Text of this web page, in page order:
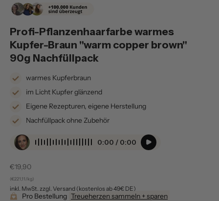
Profi-Pflanzenhaarfarbe warmes
Kupfer-Braun "warm copper brown"
90g Nachfüllpack
warmes Kupferbraun
im Licht Kupfer glänzend
Eigene Rezepturen, eigene Herstellung
Nachfüllpack ohne Zubehör
0:00 / 0:00
Verkaufspreis
€19,90
(€221,11/kg)
inkl. MwSt. zzgl. Versand (kostenlos ab 49€ DE)
Pro Bestellung Treueherzen sammeln + sparen